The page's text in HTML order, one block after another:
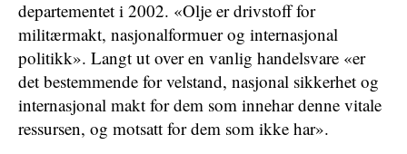
departementet i 2002. «Olje er drivstoff for
militærmakt, nasjonalformuer og internasjonal
politikk». Langt ut over en vanlig handelsvare «er
det bestemmende for velstand, nasjonal sikkerhet og
internasjonal makt for dem som innehar denne vitale
ressursen, og motsatt for dem som ikke har».